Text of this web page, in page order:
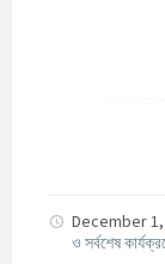
December
ও সর্বশেষ